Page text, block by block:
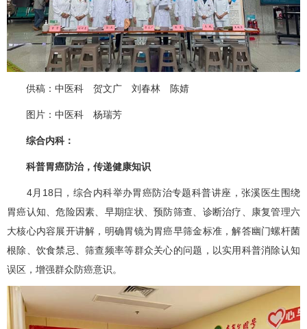
供稿： 中医科 贺文广 刘春林 陈婧
图片： 中医科 杨瑞芳
综合内科 ：
科普胃癌防治，传递健康知识
4月18日， 综合内科举办胃癌防治专题科普讲座，张溪医生围绕
胃癌认知、危险因素、早期症状、预防筛查、诊断治疗、康复管理六
大核心内容展开讲解，明确胃镜为胃癌早筛金标准，解答幽门螺杆菌
根除、饮食禁忌、筛查频率等群众关心的问题，以实用科普消除认知
误区，增强群众防癌意识。